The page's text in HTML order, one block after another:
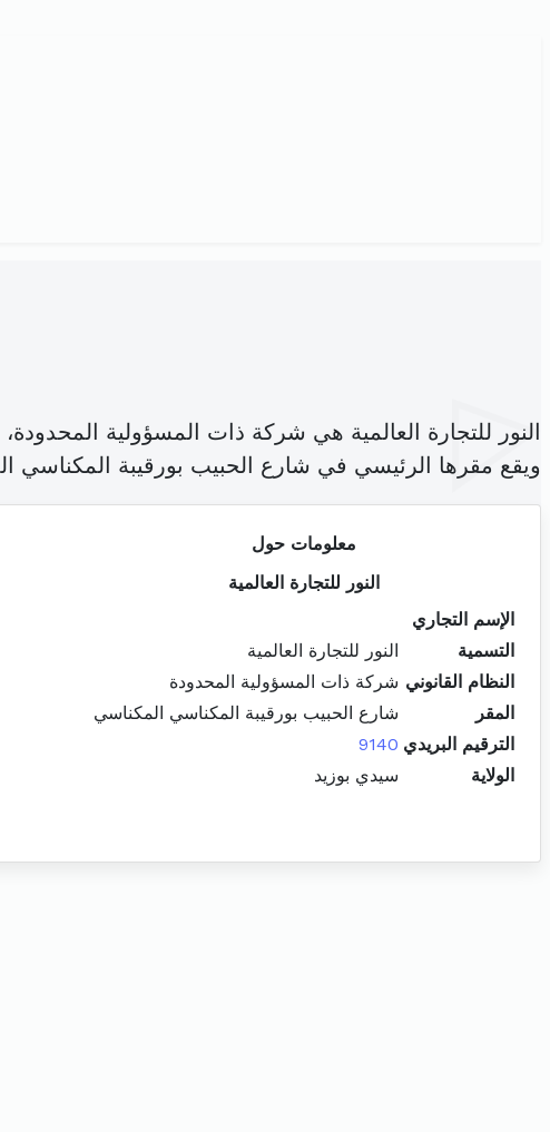
النور للتجارة العالمية هي شركة ذات المسؤولية
ويقع مقرها الرئيسي في شارع الحبيب بورقيبة المكناسي
معلومات حول
النور للتجارة العالمية
الإسم التجاري
التسمية
النور للتجارة العالمية
النظام القانوني شركة ذات المسؤولية المحدودة
المقر
شارع الحبيب بورقيبة المكناسي المكناسي
الترقيم البريدي 9140
الولاية
سيدي بوزيد